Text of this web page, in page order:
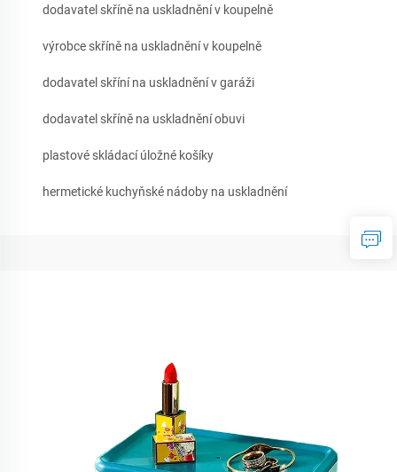
dodavatel skříně na uskladnění v koupelně
výrobce skříně na uskladnění v koupelně
dodavatel skříní na uskladnění v garáži
dodavatel skříně na uskladnění obuvi
plastové skládací úložné košíky
hermetické kuchyňské nádoby na uskladnění